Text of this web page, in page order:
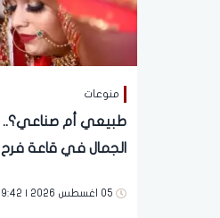
منوعات
طبيعي أم صناعي؟..
الجمال في قاعة فرح
05 اغسطس 2026 | 09:42 مساءً